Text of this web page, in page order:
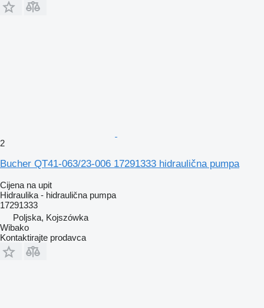
2
Bucher QT41-063/23-006 17291333 hidraulična pumpa
Cijena na upit
Hidraulika - hidraulična pumpa
17291333
Poljska, Kojszówka
Wibako
Kontaktirajte prodavca